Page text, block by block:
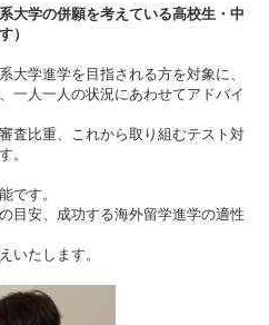
大学の併願を考えている高校生・中
）
大学進学を目指される方を対象に、
一人一人の状況にあわせてアドバイ
査比重、これから取り組むテスト対
。
です。
目安、成功する海外留学進学の適性
いたします。